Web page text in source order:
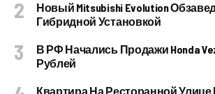
Новый Mitsubishi Evolution
Гибридной Установкой
В РФ Начались Продажи Honda
Рублей
Квартира На Ресторанной Улице